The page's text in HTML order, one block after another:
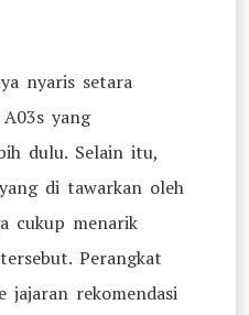
nyaris setara
yang
dulu. Selain itu,
di tawarkan oleh
cukup menarik
Perangkat
jajaran rekomendasi